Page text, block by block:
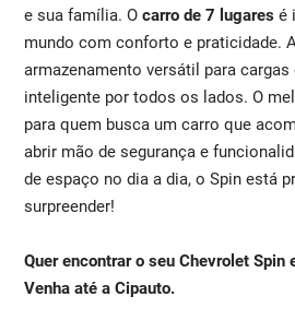
e sua família. Ocarro de 7 lugares é
mundo com conforto e praticidade.
armazenamento versátil para
inteligente por todos os lados. O
para quem busca um carro que
abrir mão de segurança e
de espaço no dia a dia, o Spin está
surpreender!
Quer encontrar o seu Chevrolet Spin
Venha até a Cipauto.